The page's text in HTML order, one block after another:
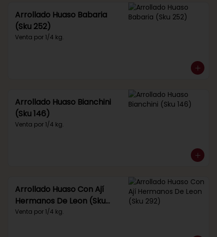
Arrollado Huaso Babaria
(Sku 252)
Venta por 1/4 kg.
Arrollado Huaso Bianchini
(Sku 146)
Venta por 1/4 kg.
Arrollado Huaso Con Ají
Hermanos De Leon (Sku
292)
Venta por 1/4 kg.